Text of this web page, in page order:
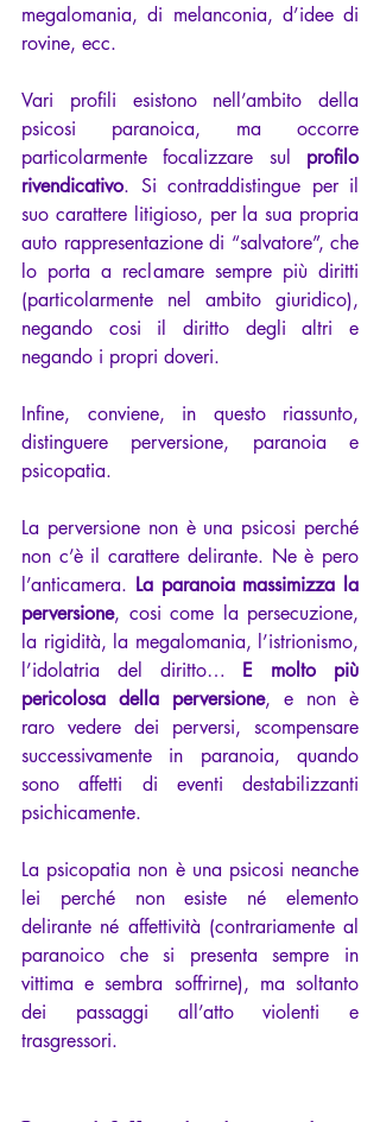
megalomania, di melanconia, d’idee di
rovine, ecc.
Vari profili esistono nell’ambito della
psicosi paranoica, ma occorre
particolarmente focalizzare sul profilo
rivendicativo. Si contraddistingue per il
suo carattere litigioso, per la sua propria
auto rappresentazione di “salvatore”, che
lo porta a reclamare sempre più diritti
(particolarmente nel ambito giuridico),
negando cosi il diritto degli altri e
negando i propri doveri.
Infine, conviene, in questo riassunto,
distinguere perversione, paranoia e
psicopatia.
La perversione non è una psicosi perché
non c’è il carattere delirante. Ne è pero
l’anticamera. La paranoia massimizza la
perversione, cosi come la persecuzione,
la rigidità, la megalomania, l’istrionismo,
l’idolatria del diritto… E molto più
pericolosa della perversione, e non è
raro vedere dei perversi, scompensare
successivamente in paranoia, quando
sono affetti di eventi destabilizzanti
psichicamente.
La psicopatia non è una psicosi neanche
lei perché non esiste né elemento
delirante né affettività (contrariamente al
paranoico che si presenta sempre in
vittima e sembra soffrirne), ma soltanto
dei passaggi all’atto violenti e
trasgressori.